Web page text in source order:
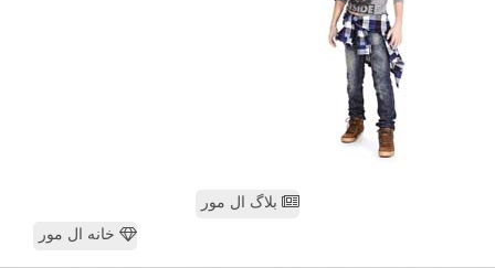
بلاگ ال مور
خانه ال مور